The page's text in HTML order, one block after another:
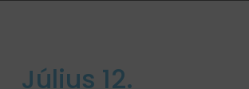
Július 12.